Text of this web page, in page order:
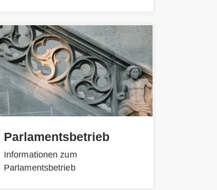
Parlamentsbetrieb
Informationen zum
Parlamentsbetrieb